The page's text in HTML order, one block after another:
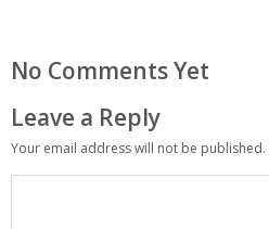
No Comments Yet
Leave a Reply
Your email address will not be published.